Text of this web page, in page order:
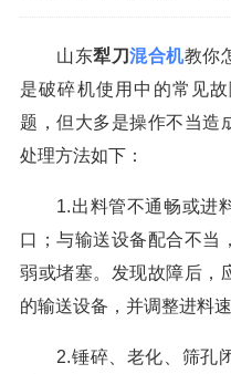
山东犁刀混合机教你
是破碎机使用中的常见
题，但大多是操作不当造
处理方法如下：
1.出料管不通畅或进料
口；与输送设备配合不当
弱或堵塞。发现故障后，
的输送设备，并调整进料
2.锤碎、老化、筛孔闭